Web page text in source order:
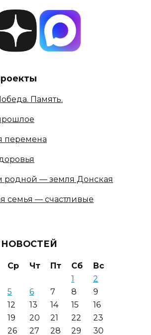
Память.
перемена
родной — земля Донская
семья — счастливые
Ср Чт Пт Сб
Вс
1
2
5 6 7 8
9
12 13 14 15
16
19 20 21 22
23
26 27 28 29
30